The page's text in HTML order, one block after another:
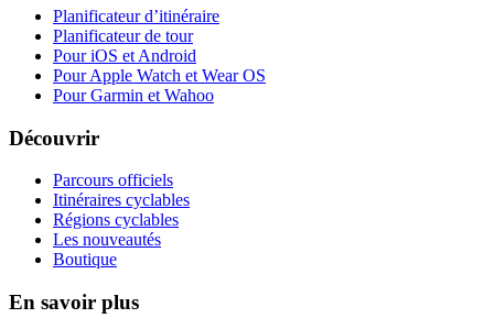
Planificateur d’itinéraire
Planificateur de tour
Pour iOS et Android
Pour Apple Watch et Wear OS
Pour Garmin et Wahoo
Découvrir
Parcours officiels
Itinéraires cyclables
Régions cyclables
Les nouveautés
Boutique
En savoir plus